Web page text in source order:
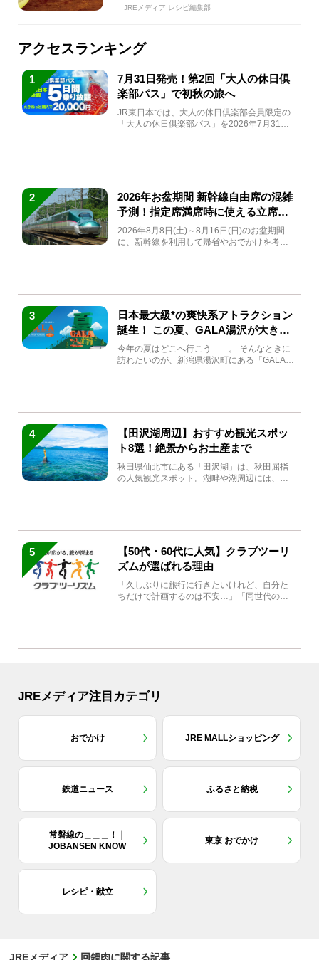
JREメディア レシピ編集部
アクセスランキング
1
7月31日発売！第2回「大人の休日倶
楽部パス」で初秋の旅へ
JR東日本では、大人の休日倶楽部会員限定の
「大人の休日倶楽部パス」を2026年7月31日
2
2026年お盆期間 新幹線自由席の混雑
予測！指定席満席時に使える立席特
急券も解説
2026年8月8日(土)～8月16日(日)のお盆期間
に、新幹線を利用して帰省やおでかけを考え
3
日本最大級*の爽快系アトラクション
誕生！ この夏、GALA湯沢が大きく
生まれ変わる
今年の夏はどこへ行こう――。 そんなときに
訪れたいのが、新潟県湯沢町にある「GALA湯
4
【田沢湖周辺】おすすめ観光スポッ
ト8選！絶景からお土産まで
秋田県仙北市にある「田沢湖」は、秋田屈指
の人気観光スポット。湖畔や湖周辺には、田
5
【50代・60代に人気】クラブツーリ
ズムが選ばれる理由
「久しぶりに旅行に行きたいけれど、自分た
ちだけで計画するのは不安…」「同世代の方
JREメディア注目カテゴリ
おでかけ JRE MALLショッピング
鉄道ニュース ふるさと納税
常磐線の＿＿＿！｜
JOBANSEN KNOW
東京 おでかけ
レシピ・献立
JREメディア 回鍋肉に関する記事